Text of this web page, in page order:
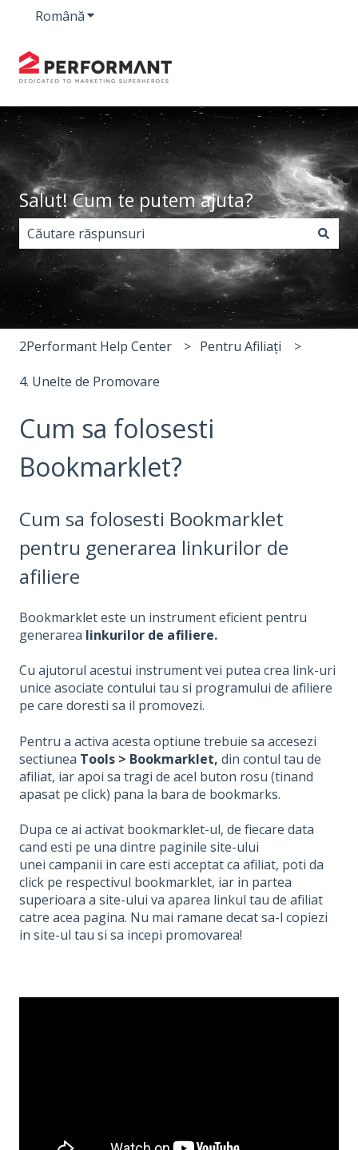
RomânăAfișare submeniu pentru traduceri
Salut! Cum te putem ajuta?
Nu există sugestii din cauză că este gol câmpul de
2Performant Help Center Pentru Afiliați
4. Unelte de Promovare
Cum sa folosesti
Bookmarklet?
Cum sa folosesti Bookmarklet
pentru generarea linkurilor de
afiliere
Bookmarklet este un instrument eficient pentru
generarea linkurilor de afiliere.
Cu ajutorul acestui instrument vei putea crea link-uri
unice asociate contului tau si programului de afiliere
pe care doresti sa il promovezi.
Pentru a activa acesta optiune trebuie sa accesezi
sectiunea Tools > Bookmarklet, din contul tau de
afiliat, iar apoi sa tragi de acel buton rosu (tinand
apasat pe click) pana la bara de bookmarks.
Dupa ce ai activat bookmarklet-ul, de fiecare data
cand esti pe una dintre paginile site-ului
unei campanii in care esti acceptat ca afiliat, poti da
click pe respectivul bookmarklet, iar in partea
superioara a site-ului va aparea linkul tau de afiliat
catre acea pagina. Nu mai ramane decat sa-l copiezi
in site-ul tau si sa incepi promovarea!